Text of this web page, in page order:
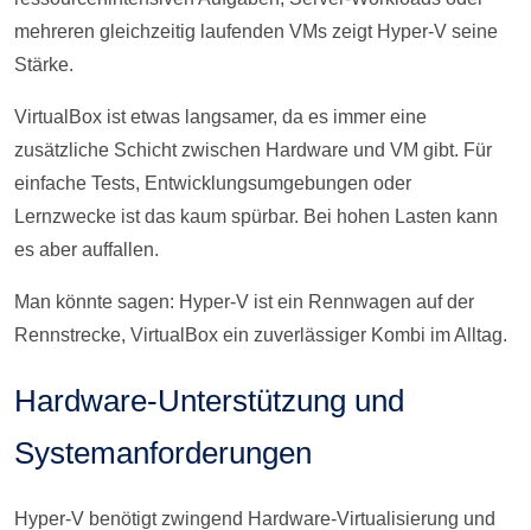
mehreren gleichzeitig laufenden VMs zeigt Hyper-V seine
Stärke.
VirtualBox ist etwas langsamer, da es immer eine
zusätzliche Schicht zwischen Hardware und VM gibt. Für
einfache Tests, Entwicklungsumgebungen oder
Lernzwecke ist das kaum spürbar. Bei hohen Lasten kann
es aber auffallen.
Man könnte sagen: Hyper-V ist ein Rennwagen auf der
Rennstrecke, VirtualBox ein zuverlässiger Kombi im Alltag.
Hardware-Unterstützung und
Systemanforderungen
Hyper-V benötigt zwingend Hardware-Virtualisierung und